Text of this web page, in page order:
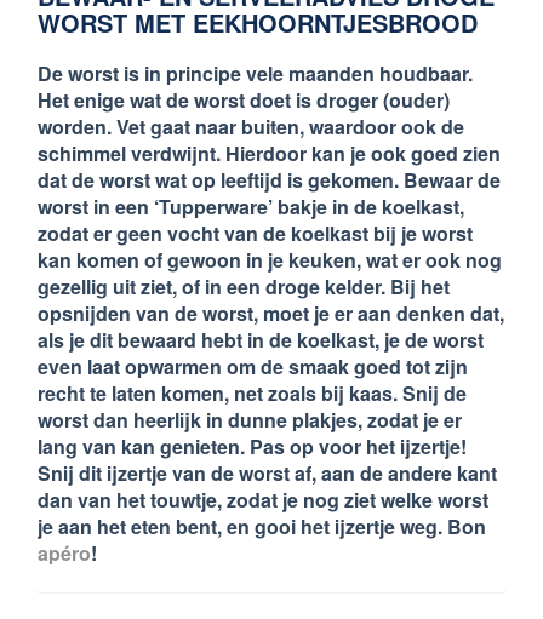
WORST MET EEKHOORNTJESBROOD
De worst is in principe vele maanden houdbaar.
Het enige wat de worst doet is droger (ouder)
worden. Vet gaat naar buiten, waardoor ook de
schimmel verdwijnt. Hierdoor kan je ook goed zien
dat de worst wat op leeftijd is gekomen. Bewaar de
worst in een ‘Tupperware’ bakje in de koelkast,
zodat er geen vocht van de koelkast bij je worst
kan komen of gewoon in je keuken, wat er ook nog
gezellig uit ziet, of in een droge kelder. Bij het
opsnijden van de worst, moet je er aan denken dat,
als je dit bewaard hebt in de koelkast, je de worst
even laat opwarmen om de smaak goed tot zijn
recht te laten komen, net zoals bij kaas. Snij de
worst dan heerlijk in dunne plakjes, zodat je er
lang van kan genieten. Pas op voor het ijzertje!
Snij dit ijzertje van de worst af, aan de andere kant
dan van het touwtje, zodat je nog ziet welke worst
je aan het eten bent, en gooi het ijzertje weg. Bon
apéro!